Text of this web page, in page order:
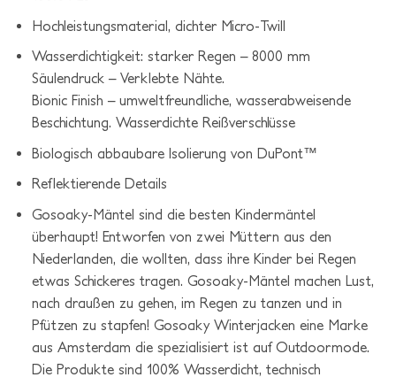
Hochleistungsmaterial, dichter Micro-Twill
Wasserdichtigkeit: starker Regen – 8000 mm
Säulendruck – Verklebte Nähte.
Bionic Finish – umweltfreundliche, wasserabweisende
Beschichtung. Wasserdichte Reißverschlüsse
Biologisch abbaubare Isolierung von DuPont™
Reflektierende Details
Gosoaky-Mäntel sind die besten Kindermäntel
überhaupt! Entworfen von zwei Müttern aus den
Niederlanden, die wollten, dass ihre Kinder bei Regen
etwas Schickeres tragen. Gosoaky-Mäntel machen Lust,
nach draußen zu gehen, im Regen zu tanzen und in
Pfützen zu stapfen! Gosoaky Winterjacken eine Marke
aus Amsterdam die spezialisiert ist auf Outdoormode.
Die Produkte sind 100% Wasserdicht, technisch